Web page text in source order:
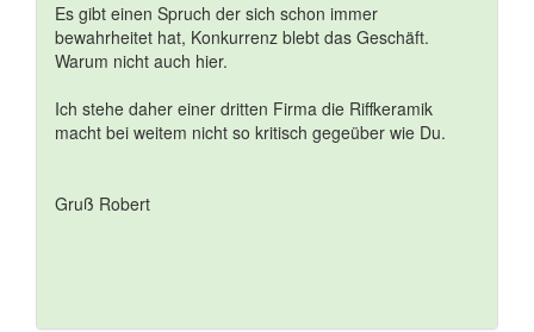
Es gibt einen Spruch der sich schon immer
bewahrheitet hat, Konkurrenz blebt das Geschäft.
Warum nicht auch hier.
Ich stehe daher einer dritten Firma die Riffkeramik
macht bei weitem nicht so kritisch gegeüber wie Du.
Gruß Robert